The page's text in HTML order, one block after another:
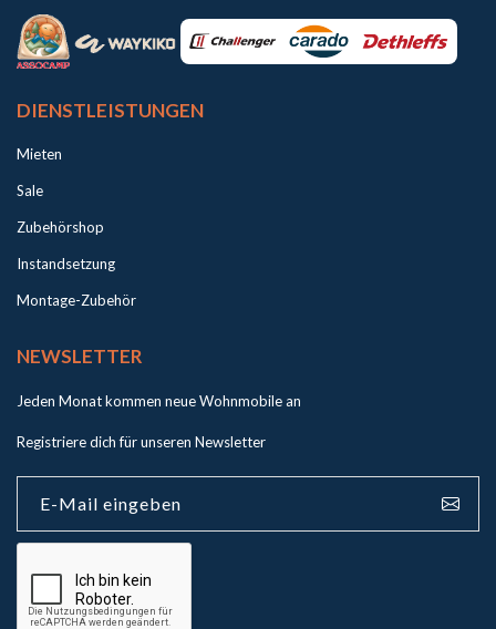
DIENSTLEISTUNGEN
Mieten
Sale
Zubehörshop
Instandsetzung
Montage-Zubehör
NEWSLETTER
Jeden Monat kommen neue Wohnmobile an
Registriere dich für unseren Newsletter